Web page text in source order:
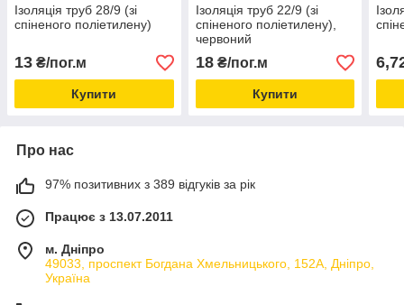
Ізоляція труб 28/9 (зі
спіненого поліетилену)
13 ₴/пог.м
Купити
Ізоляція труб 22/9 (зі
спіненого поліетилену),
червоний
18₴/пог.м
Купити
Про нас
97% позитивних з 389 відгуків за рік
Працює з 13.07.2011
м. Дніпро
49033, проспект Богдана Хмельницького, 152А, Дніпро,
Україна